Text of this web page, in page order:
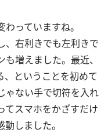
っていますね。
、右利きでも左利きで
増えました。最近、
、ということを初めて
ゃない手で切符を入れ
てスマホをかざすだけ
しました。